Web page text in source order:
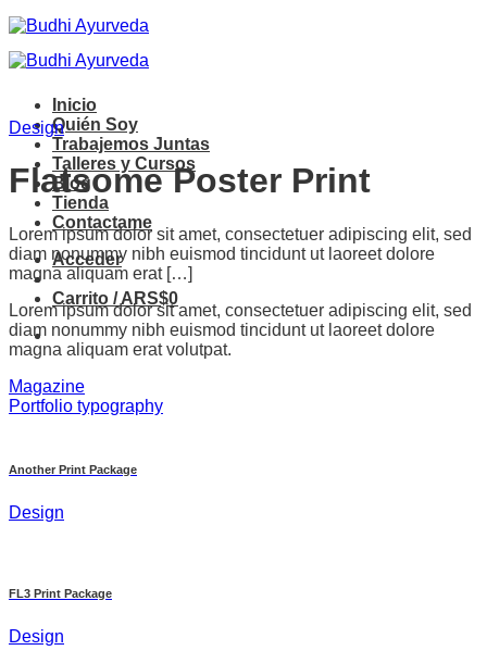
Saltar
al
contenido
Inicio
Quién Soy
Trabajemos Juntas
Talleres y Cursos
Blog
Tienda
Contactame
Acceder
Carrito /ARS$0
Design
Flatsome Poster Print
Lorem ipsum dolor sit amet, consectetuer adipiscing elit, sed
diam nonummy nibh euismod tincidunt ut laoreet dolore
magna aliquam erat […]
Lorem ipsum dolor sit amet, consectetuer adipiscing elit, sed
diam nonummy nibh euismod tincidunt ut laoreet dolore
magna aliquam erat volutpat.
Magazine
Portfolio typography
Another Print Package
Design
FL3 Print Package
Design